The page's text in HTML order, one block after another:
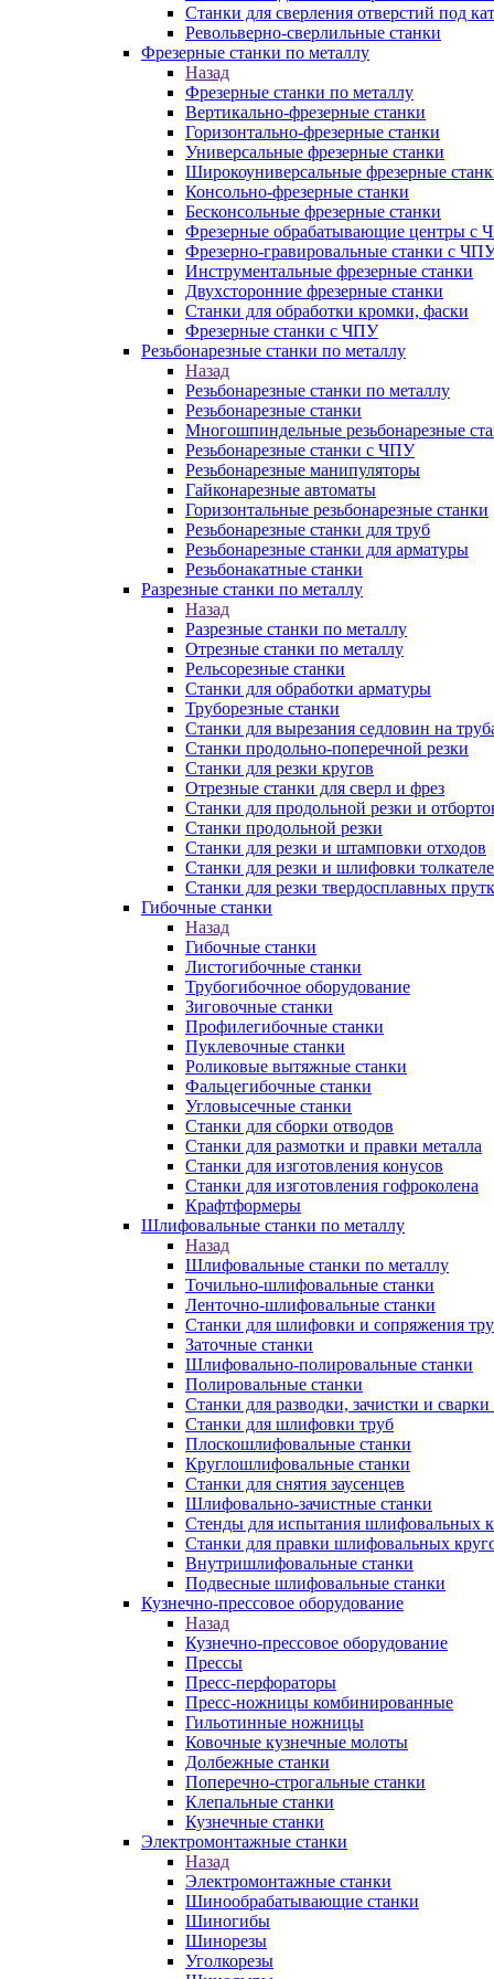
Станки для сверления отверстий под
Револьверно-сверлильные станки
Фрезерные станки по металлу
Назад
Фрезерные станки по металлу
Вертикально-фрезерные станки
Горизонтально-фрезерные станки
Универсальные фрезерные станки
Широкоуниверсальные фрезерные
Консольно-фрезерные станки
Бесконсольные фрезерные станки
Фрезерные обрабатывающие центры с
Фрезерно-гравировальные станки с
Инструментальные фрезерные станки
Двухсторонние фрезерные станки
Станки для обработки кромки, фаски
Фрезерные станки с ЧПУ
Резьбонарезные станки по металлу
Назад
Резьбонарезные станки по металлу
Резьбонарезные станки
Многошпиндельные резьбонарезные
Резьбонарезные станки с ЧПУ
Резьбонарезные манипуляторы
Гайконарезные автоматы
Горизонтальные резьбонарезные станки
Резьбонарезные станки для труб
Резьбонарезные станки для арматуры
Резьбонакатные станки
Разрезные станки по металлу
Назад
Разрезные станки по металлу
Отрезные станки по металлу
Рельсорезные станки
Станки для обработки арматуры
Труборезные станки
Станки для вырезания седловин на
Станки продольно-поперечной резки
Станки для резки кругов
Отрезные станки для сверл и фрез
Станки для продольной резки и
Станки продольной резки
Станки для резки и штамповки отходов
Станки для резки и шлифовки
Станки для резки твердосплавных
Гибочные станки
Назад
Гибочные станки
Листогибочные станки
Трубогибочное оборудование
Зиговочные станки
Профилегибочные станки
Пуклевочные станки
Роликовые вытяжные станки
Фальцегибочные станки
Угловысечные станки
Станки для сборки отводов
Станки для размотки и правки металла
Станки для изготовления конусов
Станки для изготовления гофроколена
Крафтформеры
Шлифовальные станки по металлу
Назад
Шлифовальные станки по металлу
Точильно-шлифовальные станки
Ленточно-шлифовальные станки
Станки для шлифовки и сопряжения
Заточные станки
Шлифовально-полировальные станки
Полировальные станки
Станки для разводки, зачистки и сварки
Станки для шлифовки труб
Плоскошлифовальные станки
Круглошлифовальные станки
Станки для снятия заусенцев
Шлифовально-зачистные станки
Стенды для испытания шлифовальных
Станки для правки шлифовальных
Внутришлифовальные станки
Подвесные шлифовальные станки
Кузнечно-прессовое оборудование
Назад
Кузнечно-прессовое оборудование
Прессы
Пресс-перфораторы
Пресс-ножницы комбинированные
Гильотинные ножницы
Ковочные кузнечные молоты
Долбежные станки
Поперечно-строгальные станки
Клепальные станки
Кузнечные станки
Электромонтажные станки
Назад
Электромонтажные станки
Шинообрабатывающие станки
Шиногибы
Шинорезы
Уголкорезы